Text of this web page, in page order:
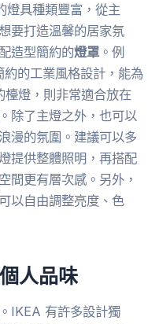
燈具種類豐富，從主
要打造溫馨的居家氛
造型簡約的燈罩 。例
約的工業風格設計，能為
檯燈，則非常適合放在
除了主燈之外，也可以
漫的氛圍。建議可以多
提供整體照明，再搭配
間更有層次感。另外，
以自由調整亮度、色
人品味
IKEA 有許多設計獨